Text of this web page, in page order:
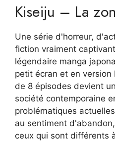
Kiseiju – La
Une série d'horreur,
fiction vraiment
légendaire manga
petit écran et en
de 8 épisodes devient
société contemporaine
problématiques
au sentiment
ceux qui sont différents